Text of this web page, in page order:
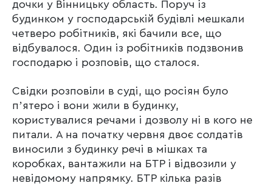
дочки у Вінницьку область. Поруч із
будинком у господарській будівлі мешкали
четверо робітників, які бачили все, що
відбувалося. Один із робітників подзвонив
господарю і розповів, що сталося.
Свідки розповіли в суді, що росіян було
пʼятеро і вони жили в будинку,
користувалися речами і дозволу ні в кого не
питали. А на початку червня двоє солдатів
виносили з будинку речі в мішках та
коробках, вантажили на БТР і відвозили у
невідомому напрямку. БТР кілька разів